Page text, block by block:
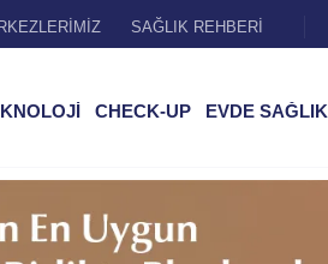
SAĞLIK REHBERİ
CHECK-UP EVDE SAĞLIK